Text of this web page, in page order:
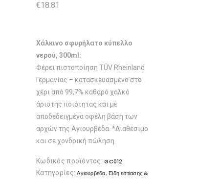
€18.81
Χάλκινο σφυρήλατο κύπελλο
νερού, 300ml:
Φέρει πιστοποίηση TÜV Rheinland
Γερμανίας – κατασκευασμένο στο
χέρι από 99,7% καθαρό χαλκό
άριστης ποιότητας και με
αποδεδειγμένα οφέλη βάση των
αρχών της Aγιουρβέδα. *Διαθέσιμο
και σε χονδρική πώληση.
Κωδικός προϊόντος:GC012
Κατηγορίες:Αγιουρβέδα, Είδη εστίασης &